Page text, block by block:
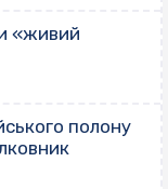
«живий
полону